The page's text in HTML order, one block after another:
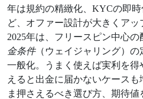
年は規約の精緻化、KYCの即
ど、オファー設計が大きくア
2025年は、フリースピン中心の
金条件（ウェイジャリング）の
一般化。うまく使えば実利を
えると出金に届かないケース
ま押さえるべき選び方、期待